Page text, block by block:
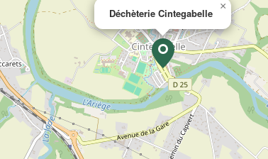
Déchèterie Cintegabelle
×